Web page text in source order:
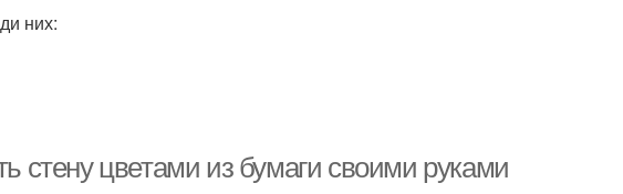
них:
стену цветами из бумаги своими руками